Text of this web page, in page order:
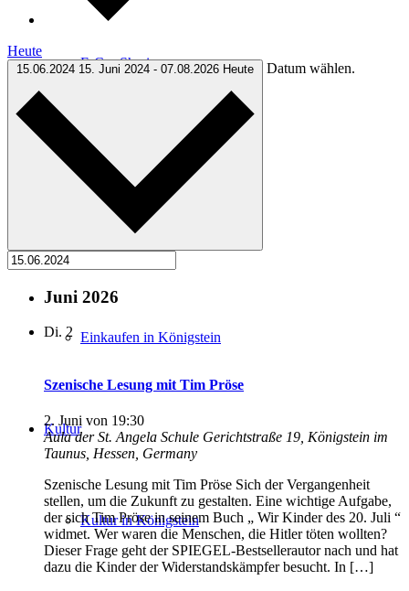
E-Car-Sharing
Free Wifi
Einkaufen in Königstein
Kultur
Kultur in Königstein
Heute
15.06.2024 15. Juni 2024 - 07.08.2026 Heute Datum wählen.
Juni 2026
Di. 2
Szenische Lesung mit Tim Pröse
2. Juni von 19:30
Aula der St. Angela Schule Gerichtstraße 19, Königstein im
Taunus, Hessen, Germany
Szenische Lesung mit Tim Pröse Sich der Vergangenheit
stellen, um die Zukunft zu gestalten. Eine wichtige Aufgabe,
der sich Tim Pröse in seinem Buch „ Wir Kinder des 20. Juli “
widmet. Wer waren die Menschen, die Hitler töten wollten?
Dieser Frage geht der SPIEGEL-Bestsellerautor nach und hat
dazu die Kinder der Widerstandskämpfer besucht. In […]